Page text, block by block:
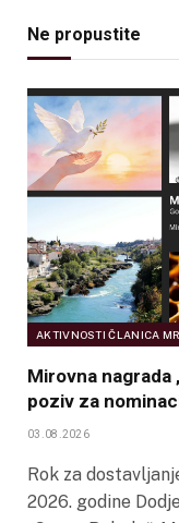
Ne propustite
AKTIVNOSTI ČLANICA
Mirovna nagrada
poziv za
03.08.2026
Rok za
2026. godine